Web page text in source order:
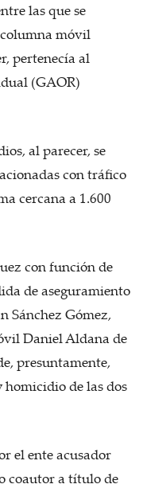
las que se
móvil
pertenecía al
(GAOR)
al parecer, se
con tráfico
cercana a 1.600
con función de
de aseguramiento
Sánchez Gómez,
Daniel Aldana de
presuntamente,
de las dos
el ente acusador
coautor a título de